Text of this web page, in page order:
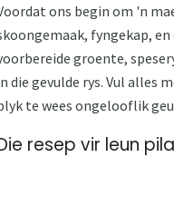
ons begin om 'n
fyngekap,
groente,
die gevulde rys. Vul alles
te wees ongelooflik
resep vir leun